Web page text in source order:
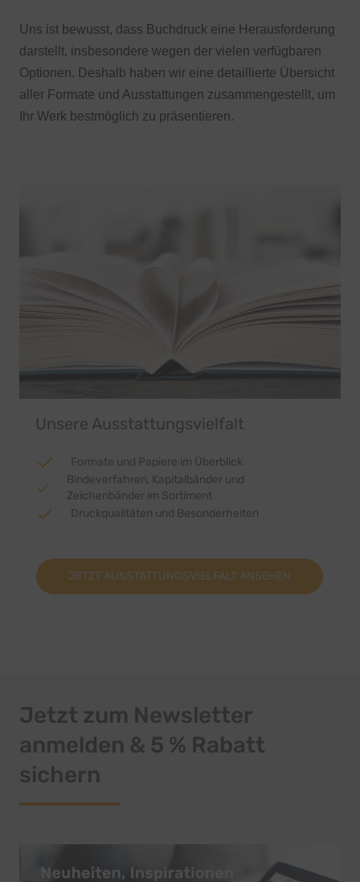
Uns ist bewusst, dass Buchdruck eine Herausforderung
darstellt, insbesondere wegen der vielen verfügbaren
Optionen. Deshalb haben wir eine detaillierte Übersicht
aller Formate und Ausstattungen zusammengestellt, um
Ihr Werk bestmöglich zu präsentieren.
Unsere Ausstattungsvielfalt
Formate und Papiere im Überblick
Bindeverfahren, Kapitalbänder und
Zeichenbänder im Sortiment
Druckqualitäten und Besonderheiten
JETZT AUSSTATTUNGSVIELFALT ANSEHEN
Jetzt zum Newsletter
anmelden & 5 % Rabatt
sichern